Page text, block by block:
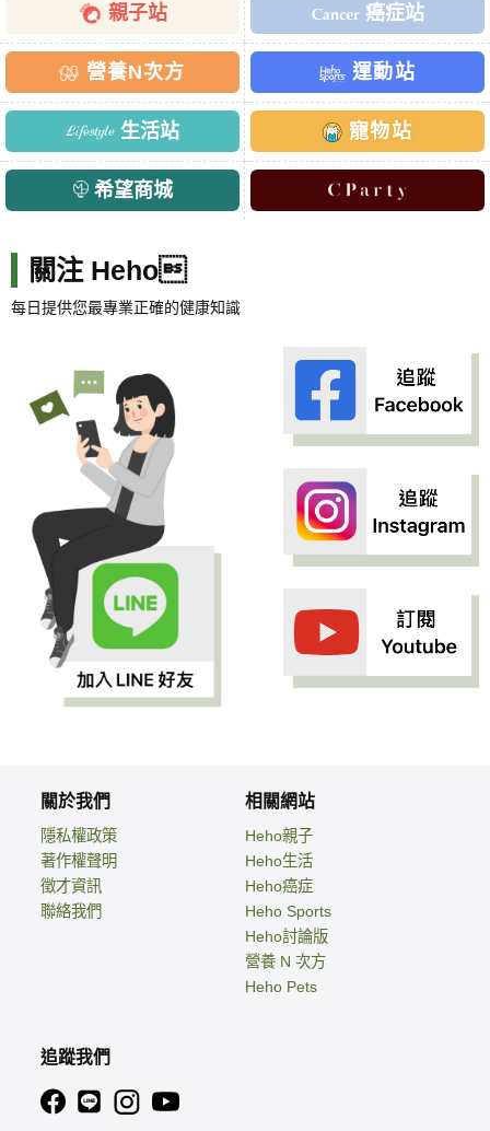
親子站 癌症站
營養N次方 運動站
生活站 寵物站
希望商城
關注 Heho
每日提供您最專業正確的健康知識
關於我們
隱私權政策
著作權聲明
徵才資訊
聯絡我們
相關網站
Heho親子
Heho生活
Heho癌症
Heho Sports
Heho討論版
營養 N 次方
Heho Pets
追蹤我們